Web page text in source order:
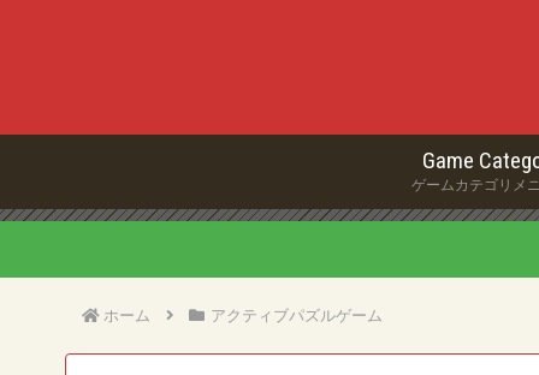
Game
ゲームカテゴリメ
ホーム アクティブパズルゲーム